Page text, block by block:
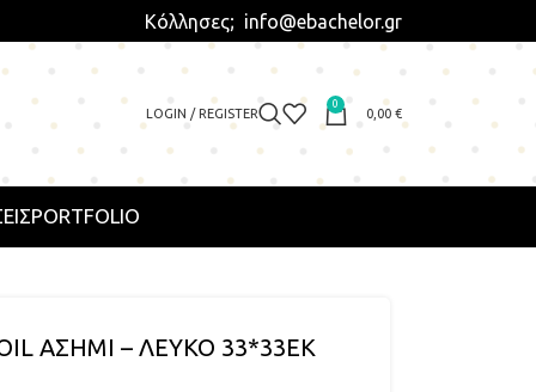
Κόλλησες; info@ebachelor.gr
LOGIN / REGISTER
0
0,00 €
PORTFOLIO
ΑΣΗΜΙ – ΛΕΥΚΟ 33*33ΕΚ